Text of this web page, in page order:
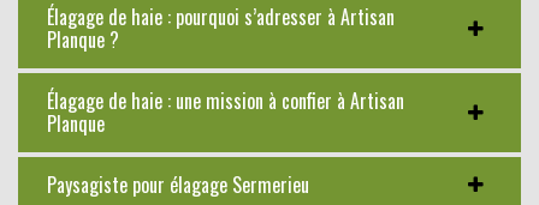
Élagage de haie : pourquoi s’adresser à Artisan
Planque ?
Élagage de haie : une mission à confier à Artisan
Planque
Paysagiste pour élagage Sermerieu